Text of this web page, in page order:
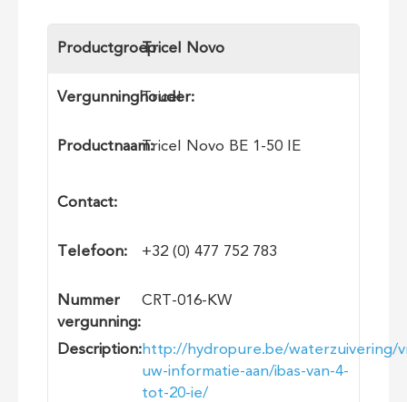
ProductgroepTricel Novo
Vergunninghouder:
Tricel
Productnaam:​Tricel Novo BE 1-50 IE
Contact:
Telefoon: +32 (0) 477 752 783
Nummer
vergunning:
CRT-016-KW
Description:http://hydropure.be/waterzuivering/
uw-informatie-aan/ibas-van-4-
tot-20-ie/